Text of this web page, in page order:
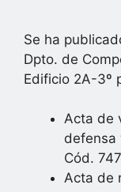
Se ha
Dpto. de
Edificio 2A-3º
Acta de
defensa
Cód.
Acta de